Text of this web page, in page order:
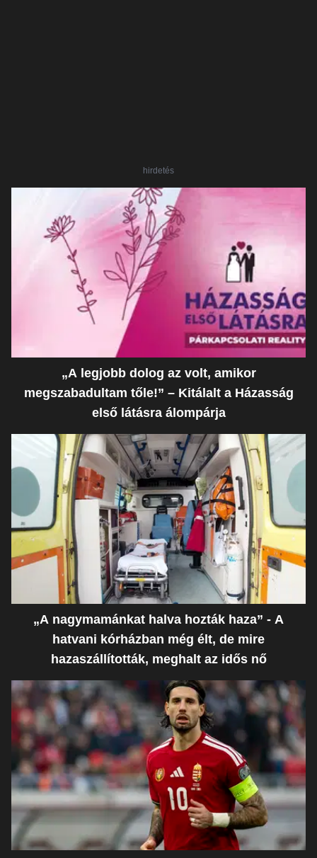
hirdetés
„A legjobb dolog az volt, amikor
megszabadultam tőle!” – Kitálalt a Házasság
első látásra álompárja
„A nagymamánkat halva hozták haza” - A
hatvani kórházban még élt, de mire
hazaszállították, meghalt az idős nő